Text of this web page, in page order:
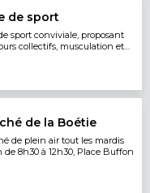
de sport
sport conviviale, proposant
collectifs, musculation et
de la Boétie
de plein air tout les mardis
de 8h30 à 12h30, Place Buffon